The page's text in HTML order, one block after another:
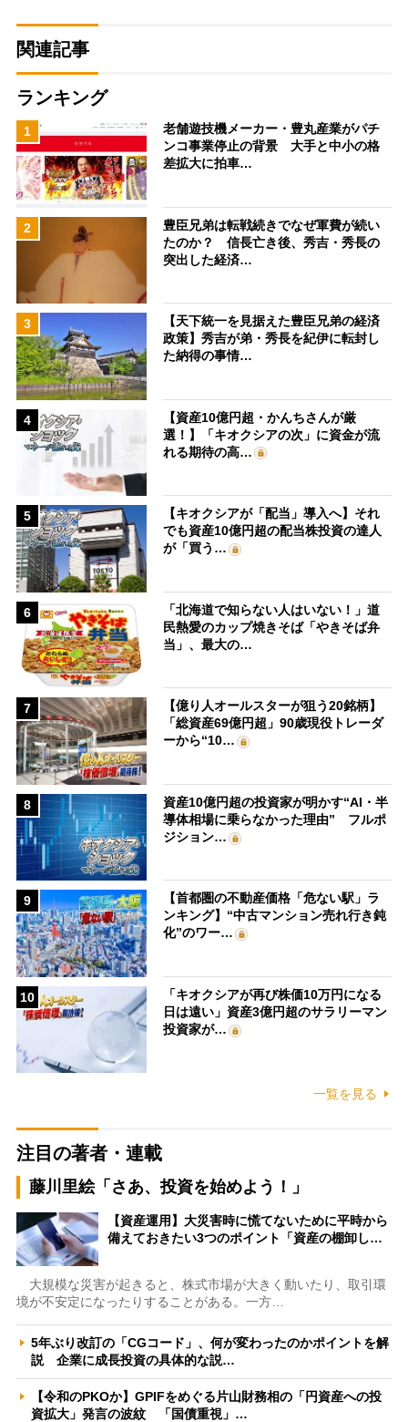
関連記事
ランキング
1
老舗遊技機メーカー・豊丸産業がパチ
ンコ事業停止の背景 大手と中小の格
差拡大に拍車…
2
豊臣兄弟は転戦続きでなぜ軍費が続い
たのか？ 信長亡き後、秀吉・秀長の
突出した経済…
3
【天下統一を見据えた豊臣兄弟の経済
政策】秀吉が弟・秀長を紀伊に転封し
た納得の事情…
4
【資産10億円超・かんちさんが厳
選！】「キオクシアの次」に資金が流
れる期待の高…
5
【キオクシアが「配当」導入へ】それ
でも資産10億円超の配当株投資の達人
が「買う…
6
「北海道で知らない人はいない！」道
民熱愛のカップ焼きそば「やきそば弁
当」、最大の…
7
【億り人オールスターが狙う20銘柄】
「総資産69億円超」90歳現役トレーダ
ーから“10…
8
資産10億円超の投資家が明かす“AI・半
導体相場に乗らなかった理由” フルポ
ジション…
9
【首都圏の不動産価格「危ない駅」ラ
ンキング】“中古マンション売れ行き鈍
化”のワー…
10
「キオクシアが再び株価10万円になる
日は遠い」資産3億円超のサラリーマン
投資家が…
一覧を見る
注目の著者・連載
藤川里絵「さあ、投資を始めよう！」
【資産運用】大災害時に慌てないために平時から
備えておきたい3つのポイント「資産の棚卸し…
大規模な災害が起きると、株式市場が大きく動いたり、取引環
境が不安定になったりすることがある。一方…
5年ぶり改訂の「CGコード」、何が変わったのかポイントを解
説 企業に成長投資の具体的な説…
【令和のPKOか】GPIFをめぐる片山財務相の「円資産への投
資拡大」発言の波紋 「国債重視」…